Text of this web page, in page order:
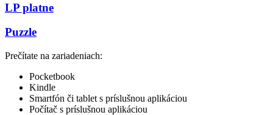
LP platne
Puzzle
Prečítate na zariadeniach:
Pocketbook
Kindle
Smartfón či tablet s príslušnou aplikáciou
Počítač s príslušnou aplikáciou